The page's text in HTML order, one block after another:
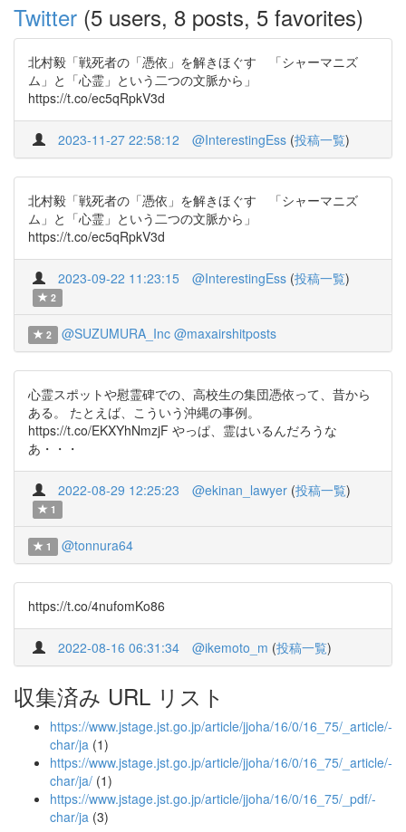
Twitter (5 users, 8 posts, 5 favorites)
北村毅「戦死者の「憑依」を解きほぐす 「シャーマニズ
ム」と「心霊」という二つの文脈から」
https://t.co/ec5qRpkV3d
2023-11-27 22:58:12 @InterestingEss (投稿一覧)
北村毅「戦死者の「憑依」を解きほぐす 「シャーマニズ
ム」と「心霊」という二つの文脈から」
https://t.co/ec5qRpkV3d
2023-09-22 11:23:15 @InterestingEss (投稿一覧)
2
2 @SUZUMURA_Inc @maxairshitposts
心霊スポットや慰霊碑での、高校生の集団憑依って、昔から
ある。 たとえば、こういう沖縄の事例。
https://t.co/EKXYhNmzjF やっぱ、霊はいるんだろうな
あ・・・
2022-08-29 12:25:23 @ekinan_lawyer (投稿一覧)
1
1 @tonnura64
https://t.co/4nufomKo86
2022-08-16 06:31:34 @ikemoto_m (投稿一覧)
収集済み URL リスト
https://www.jstage.jst.go.jp/article/jjoha/16/0/16_75/_article/-
char/ja (1)
https://www.jstage.jst.go.jp/article/jjoha/16/0/16_75/_article/-
char/ja/ (1)
https://www.jstage.jst.go.jp/article/jjoha/16/0/16_75/_pdf/-
char/ja (3)